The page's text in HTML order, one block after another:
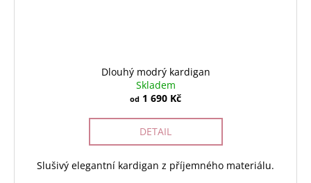
Dlouhý modrý kardigan
Skladem
od 1 690 Kč
DETAIL
Slušivý elegantní kardigan z příjemného materiálu.